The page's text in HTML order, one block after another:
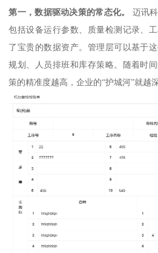
第一，数据驱动决策的常态化。
迈讯
包括设备运行参数、质量检测记录、
了宝贵的数据资产。管理层可以基于
规划、人员排班和库存策略。随着时
策的精准度越高，企业的“护城河”就越深